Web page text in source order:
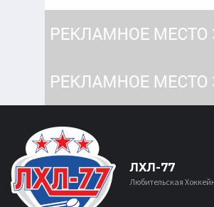
ЛХЛ-77
Любительская